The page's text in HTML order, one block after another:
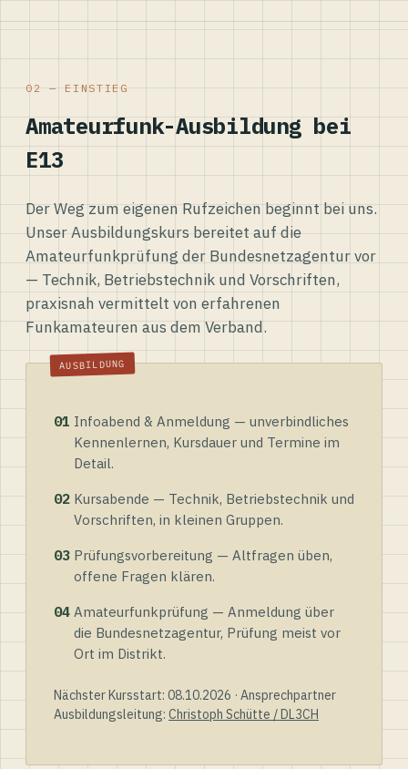
02 — EINSTIEG
Amateurfunk-Ausbildung bei
E13
Der Weg zum eigenen Rufzeichen beginnt bei uns.
Unser Ausbildungskurs bereitet auf die
Amateurfunkprüfung der Bundesnetzagentur vor
— Technik, Betriebstechnik und Vorschriften,
praxisnah vermittelt von erfahrenen
Funkamateuren aus dem Verband.
01 Infoabend & Anmeldung — unverbindliches
Kennenlernen, Kursdauer und Termine im
Detail.
02 Kursabende — Technik, Betriebstechnik und
Vorschriften, in kleinen Gruppen.
03 Prüfungsvorbereitung — Altfragen üben,
offene Fragen klären.
04 Amateurfunkprüfung — Anmeldung über
die Bundesnetzagentur, Prüfung meist vor
Ort im Distrikt.
Nächster Kursstart: 08.10.2026 · Ansprechpartner
Ausbildungsleitung: Christoph Schütte / DL3CH